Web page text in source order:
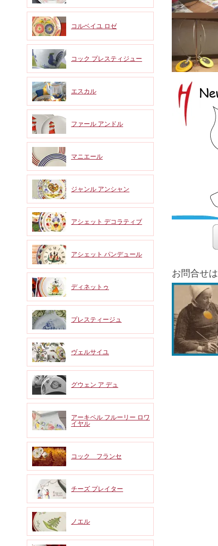
お問合せ
コルベイユ ロゼ
コック プレスティジュー
エスカル
ファール アンドル
マニエール
ジャンル アンシャン
アシェット デコラティブ
アシェット パンデュール
ディネットゥ
プレスティージュ
ヴェルサイユ
グウェン ア デュ
アーキペル フルーリー ロワ
イヤル
コック フランセ
チーズ プレイター
ノエル